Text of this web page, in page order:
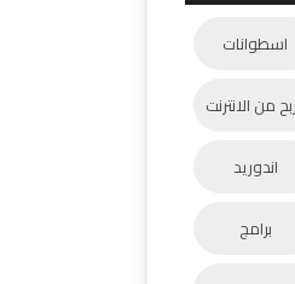
اسطوانات
من الانترنت
اندوريد
برامج